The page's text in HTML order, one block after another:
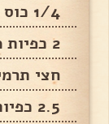
1/4 כוס דבש
2 כפיות מלח
חצי
2.5 כפיות שמרים יבשים